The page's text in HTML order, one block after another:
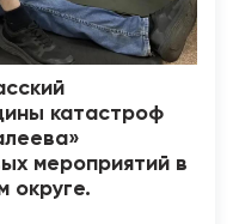
катастроф
мероприятий в
округе.